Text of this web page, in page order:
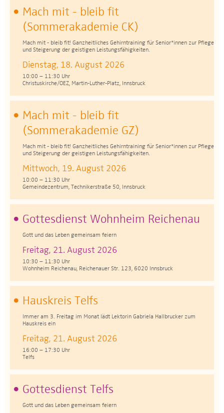
Mach mit - bleib fit
(Sommerakademie CK)
Mach mit - bleib fit! Ganzheitliches Gehirntraining für Senior*innen zur Pflege
und Steigerung der geistigen Leistungsfähigkeiten.
Dienstag, 18. August 2026
10:00 – 11:30 Uhr
Christuskirche/OEZ, Martin-Luther-Platz, Innsbruck
Mach mit - bleib fit
(Sommerakademie GZ)
Mach mit - bleib fit! Ganzheitliches Gehirntraining für Senior*innen zur Pflege
und Steigerung der geistigen Leistungsfähigkeiten.
Mittwoch, 19. August 2026
10:00 – 11:30 Uhr
Gemeindezentrum, Technikerstraße 50, Innsbruck
Gottesdienst Wohnheim Reichenau
Gott und das Leben gemeinsam feiern
Freitag, 21. August 2026
10:30 – 11:30 Uhr
Wohnheim Reichenau, Reichenauer Str. 123, 6020 Innsbruck
Hauskreis Telfs
Immer am 3. Freitag im Monat lädt Lektorin Gabriela Hallbrucker zum
Hauskreis ein
Freitag, 21. August 2026
16:00 – 17:30 Uhr
Telfs
Gottesdienst Telfs
Gott und das Leben gemeinsam feiern